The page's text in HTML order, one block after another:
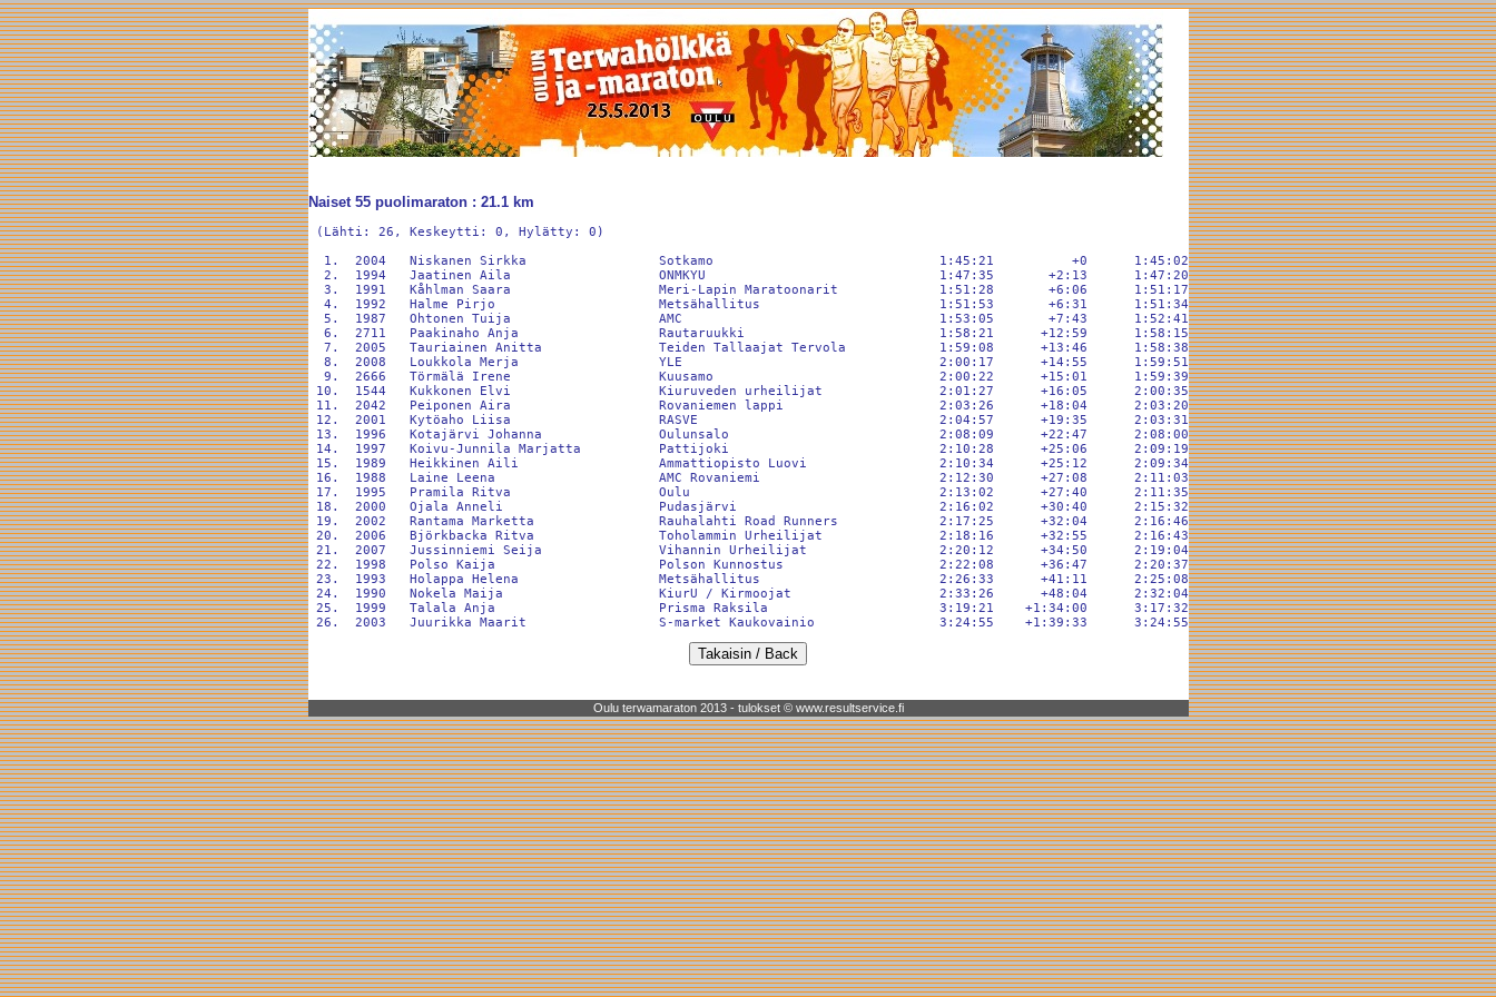
Naiset 55 puolimaraton : 21.1 km
(Lähti: 26, Keskeytti: 0, Hylätty: 0)
  1.  2004   Niskanen Sirkka                 Sotkamo                             1:45:21          +0      1:45:02
  2.  1994   Jaatinen Aila                   ONMKYU                              1:47:35       +2:13      1:47:20
  3.  1991   Kåhlman Saara                   Meri-Lapin Maratoonarit             1:51:28       +6:06      1:51:17
  4.  1992   Halme Pirjo                     Metsähallitus                       1:51:53       +6:31      1:51:34
  5.  1987   Ohtonen Tuija                   AMC                                 1:53:05       +7:43      1:52:41
  6.  2711   Paakinaho Anja                  Rautaruukki                         1:58:21      +12:59      1:58:15
  7.  2005   Tauriainen Anitta               Teiden Tallaajat Tervola            1:59:08      +13:46      1:58:38
  8.  2008   Loukkola Merja                  YLE                                 2:00:17      +14:55      1:59:51
  9.  2666   Törmälä Irene                   Kuusamo                             2:00:22      +15:01      1:59:39
10.  1544   Kukkonen Elvi                   Kiuruveden urheilijat               2:01:27      +16:05      2:00:35
11.  2042   Peiponen Aira                   Rovaniemen lappi                    2:03:26      +18:04      2:03:20
12.  2001   Kytöaho Liisa                   RASVE                               2:04:57      +19:35      2:03:31
13.  1996   Kotajärvi Johanna               Oulunsalo                           2:08:09      +22:47      2:08:00
14.  1997   Koivu-Junnila Marjatta          Pattijoki                           2:10:28      +25:06      2:09:19
15.  1989   Heikkinen Aili                  Ammattiopisto Luovi                 2:10:34      +25:12      2:09:34
16.  1988   Laine Leena                     AMC Rovaniemi                       2:12:30      +27:08      2:11:03
17.  1995   Pramila Ritva                   Oulu                                2:13:02      +27:40      2:11:35
18.  2000   Ojala Anneli                    Pudasjärvi                          2:16:02      +30:40      2:15:32
19.  2002   Rantama Marketta                Rauhalahti Road Runners             2:17:25      +32:04      2:16:46
20.  2006   Björkbacka Ritva                Toholammin Urheilijat               2:18:16      +32:55      2:16:43
21.  2007   Jussinniemi Seija               Vihannin Urheilijat                 2:20:12      +34:50      2:19:04
22.  1998   Polso Kaija                     Polson Kunnostus                    2:22:08      +36:47      2:20:37
23.  1993   Holappa Helena                  Metsähallitus                       2:26:33      +41:11      2:25:08
24.  1990   Nokela Maija                    KiurU / Kirmoojat                   2:33:26      +48:04      2:32:04
25.  1999   Talala Anja                     Prisma Raksila                      3:19:21    +1:34:00      3:17:32
Oulu terwamaraton 2013 - tulokset © www.resultservice.fi